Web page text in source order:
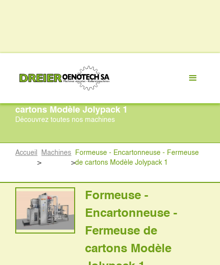
cartons Modèle Jolypack 1
Découvrez toutes nos machines
Accueil
>
Machines
>
Formeuse - Encartonneuse - Fermeuse
de cartons Modèle Jolypack 1
Formeuse -
Encartonneuse -
Fermeuse de
cartons Modèle